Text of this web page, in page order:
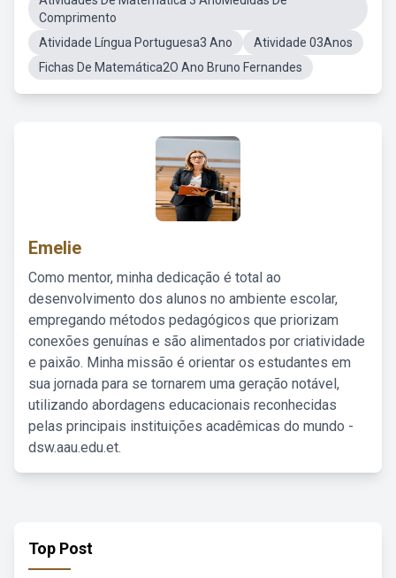
Comprimento
Atividade Língua Portuguesa3 Ano
Atividade 03Anos
Fichas De Matemática2O Ano Bruno Fernandes
Emelie
Como mentor, minha dedicação é total ao
desenvolvimento dos alunos no ambiente escolar,
empregando métodos pedagógicos que priorizam
conexões genuínas e são alimentados por criatividade
e paixão. Minha missão é orientar os estudantes em
sua jornada para se tornarem uma geração notável,
utilizando abordagens educacionais reconhecidas
pelas principais instituições acadêmicas do mundo -
dsw.aau.edu.et.
Top Post